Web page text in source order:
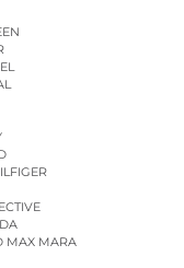
MAX MARA